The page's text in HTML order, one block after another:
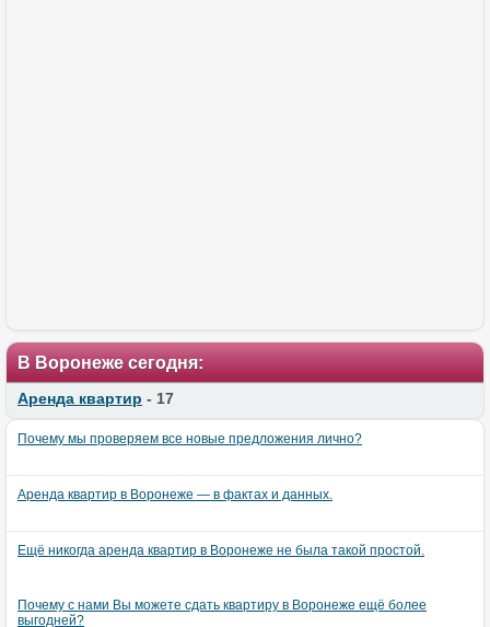
В Воронеже сегодня:
Аренда квартир - 17
Почему мы проверяем все новые предложения лично?
Аренда квартир в Воронеже — в фактах и данных.
Ещё никогда аренда квартир в Воронеже не была такой простой.
Почему с нами Вы можете сдать квартиру в Воронеже ещё более
выгодней?